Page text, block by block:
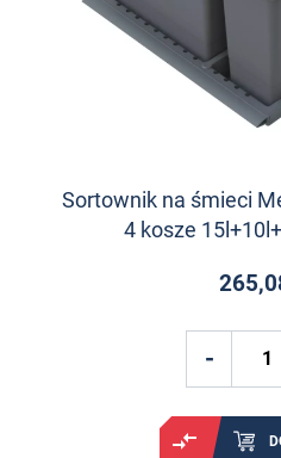
Sortownik na śmieci
4 kosze